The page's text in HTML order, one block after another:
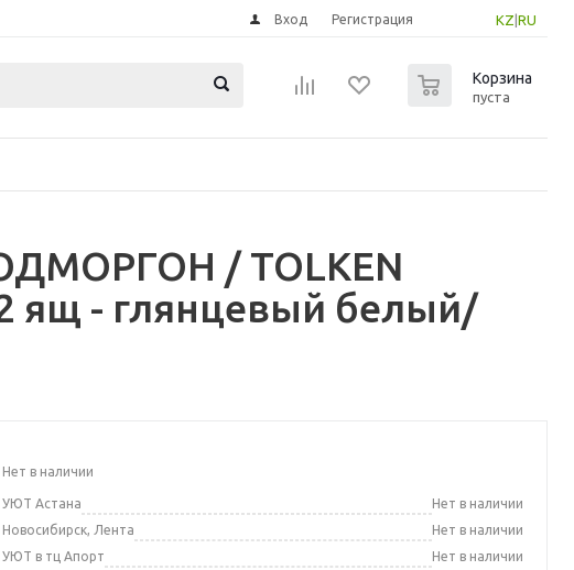
KZ RU
Вход Регистрация
Корзина
пуста
/ TOLKEN
ящ - глянцевый белый/
Нет в наличии
УЮТ Астана
Нет в наличии
Новосибирск, Лента
Нет в наличии
УЮТ в тц Апорт
Нет в наличии